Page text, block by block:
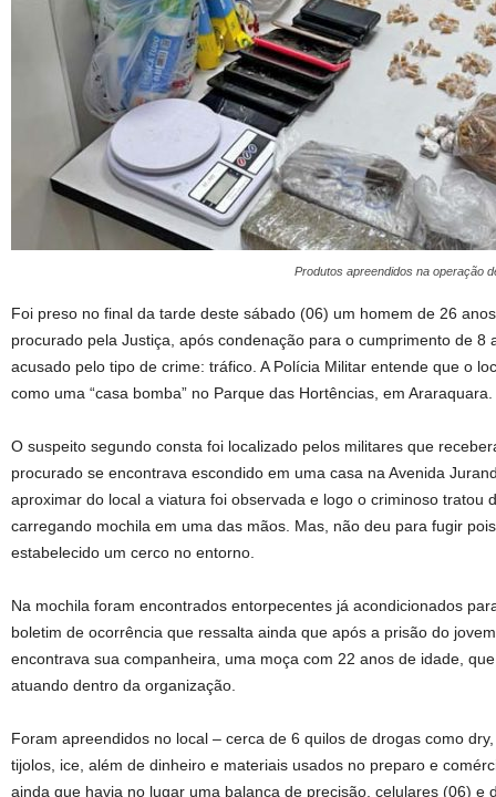
Produtos apreendidos na operação
Foi preso no final da tarde deste sábado (06) um homem de 26
procurado pela Justiça, após condenação para o cumprimento de 8
acusado pelo tipo de crime: tráfico. A Polícia Militar entende que o
como uma “casa bomba” no Parque das Hortências, em Araraquara.
O suspeito segundo consta foi localizado pelos militares que
procurado se encontrava escondido em uma casa na Avenida
aproximar do local a viatura foi observada e logo o criminoso tratou
carregando mochila em uma das mãos. Mas, não deu para fugir
estabelecido um cerco no entorno.
Na mochila foram encontrados entorpecentes já acondicionados
boletim de ocorrência que ressalta ainda que após a prisão do
encontrava sua companheira, uma moça com 22 anos de idade,
atuando dentro da organização.
Foram apreendidos no local – cerca de 6 quilos de drogas como
tijolos, ice, além de dinheiro e materiais usados no preparo e
ainda que havia no lugar uma balança de precisão, celulares (06) e